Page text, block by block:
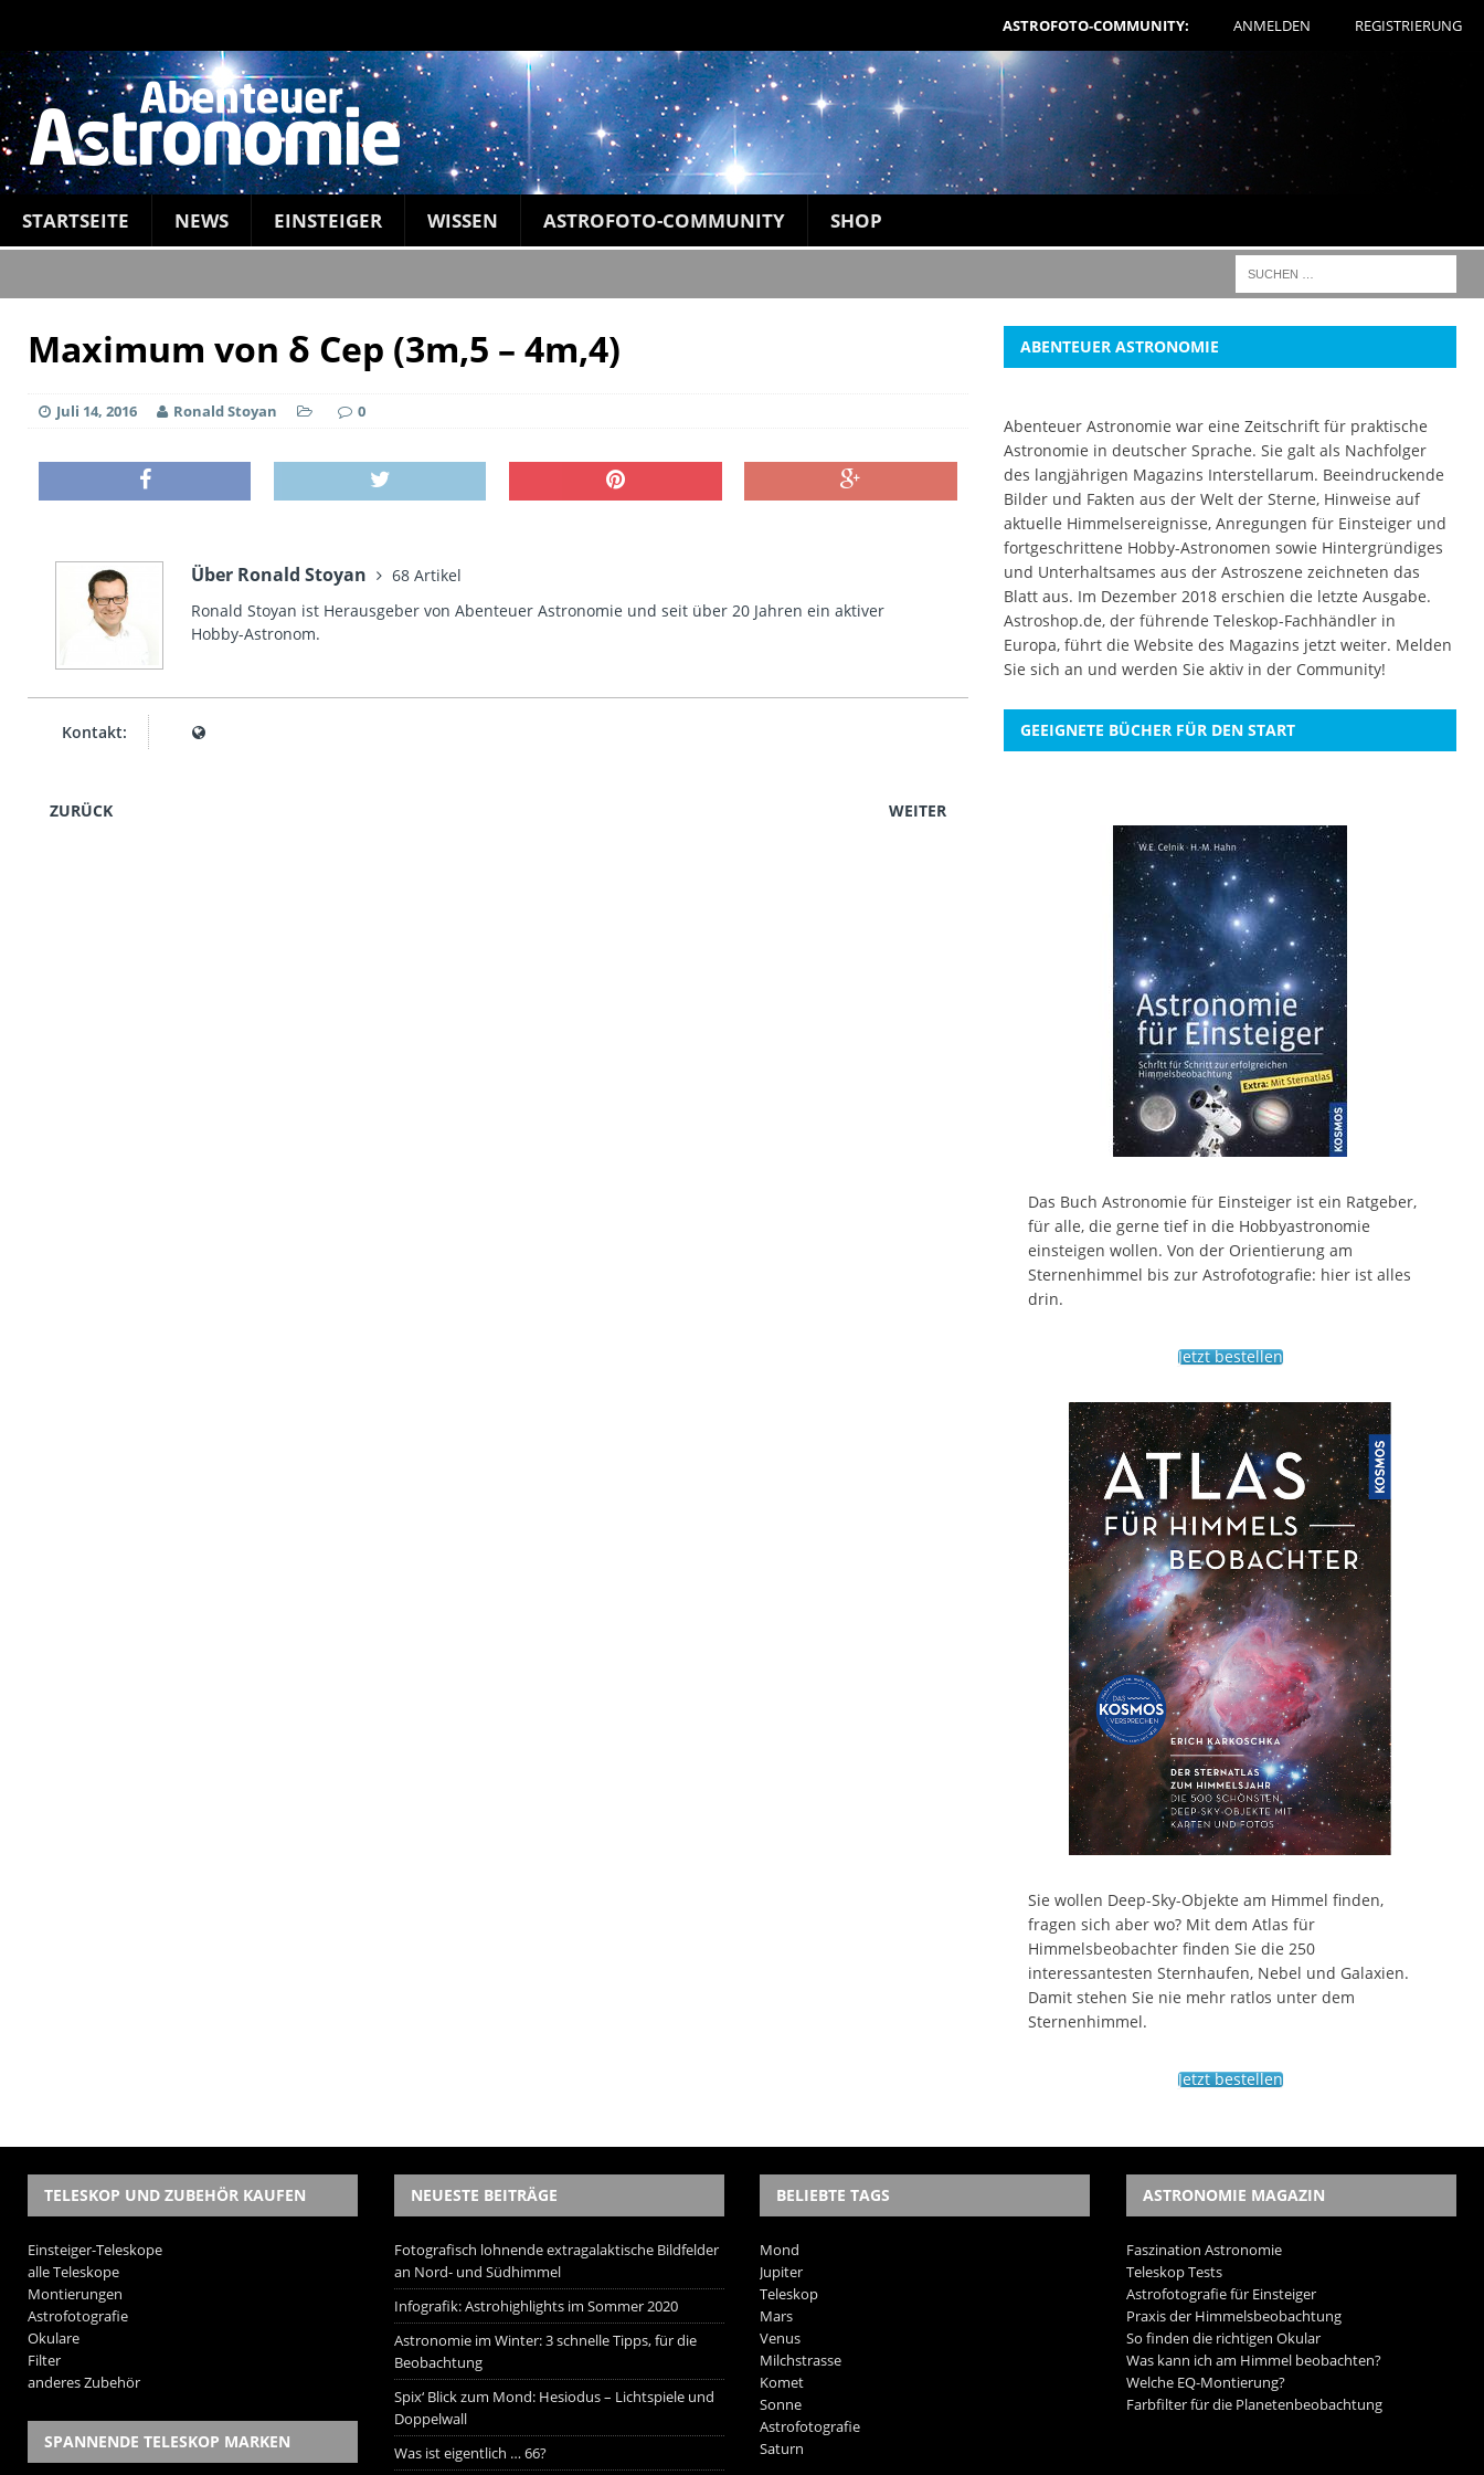
ASTROFOTO-COMMUNITY: ANMELDEN REGISTRIERUNG
STARTSEITE NEWS EINSTEIGER WISSEN ASTROFOTO-COMMUNITY SHOP
Maximum von δ Cep (3m,5 – 4m,4)
Juli 14, 2016 Ronald Stoyan 0
Über Ronald Stoyan
68 Artikel
Ronald Stoyan ist Herausgeber von Abenteuer Astronomie und seit über 20 Jahren ein aktiver
Hobby-Astronom.
Kontakt:
ZURÜCK WEITER
ABENTEUER ASTRONOMIE
Abenteuer Astronomie war eine Zeitschrift für praktische
Astronomie in deutscher Sprache. Sie galt als Nachfolger
des langjährigen Magazins Interstellarum. Beeindruckende
Bilder und Fakten aus der Welt der Sterne, Hinweise auf
aktuelle Himmelsereignisse, Anregungen für Einsteiger und
fortgeschrittene Hobby-Astronomen sowie Hintergründiges
und Unterhaltsames aus der Astroszene zeichneten das
Blatt aus. Im Dezember 2018 erschien die letzte Ausgabe.
Astroshop.de, der führende Teleskop-Fachhändler in
Europa, führt die Website des Magazins jetzt weiter. Melden
Sie sich an und werden Sie aktiv in der Community!
GEEIGNETE BÜCHER FÜR DEN START
Das Buch Astronomie für Einsteiger ist ein Ratgeber,
für alle, die gerne tief in die Hobbyastronomie
einsteigen wollen. Von der Orientierung am
Sternenhimmel bis zur Astrofotografie: hier ist alles
drin.
Jetzt bestellen
Sie wollen Deep-Sky-Objekte am Himmel finden,
fragen sich aber wo? Mit dem Atlas für
Himmelsbeobachter finden Sie die 250
interessantesten Sternhaufen, Nebel und Galaxien.
Damit stehen Sie nie mehr ratlos unter dem
Sternenhimmel.
Jetzt bestellen
TELESKOP UND ZUBEHÖR KAUFEN
Einsteiger-Teleskope
alle Teleskope
Montierungen
Astrofotografie
Okulare
Filter
anderes Zubehör
SPANNENDE TELESKOP MARKEN
NEUESTE BEITRÄGE
Fotografisch lohnende extragalaktische Bildfelder
an Nord- und Südhimmel
Infografik: Astrohighlights im Sommer 2020
Astronomie im Winter: 3 schnelle Tipps, für die
Beobachtung
Spix‘ Blick zum Mond: Hesiodus – Lichtspiele und
Doppelwall
Was ist eigentlich … 66?
BELIEBTE TAGS
Mond
Jupiter
Teleskop
Mars
Venus
Milchstrasse
Komet
Sonne
Astrofotografie
Saturn
ASTRONOMIE MAGAZIN
Faszination Astronomie
Teleskop Tests
Astrofotografie für Einsteiger
Praxis der Himmelsbeobachtung
So finden die richtigen Okular
Was kann ich am Himmel beobachten?
Welche EQ-Montierung?
Farbfilter für die Planetenbeobachtung